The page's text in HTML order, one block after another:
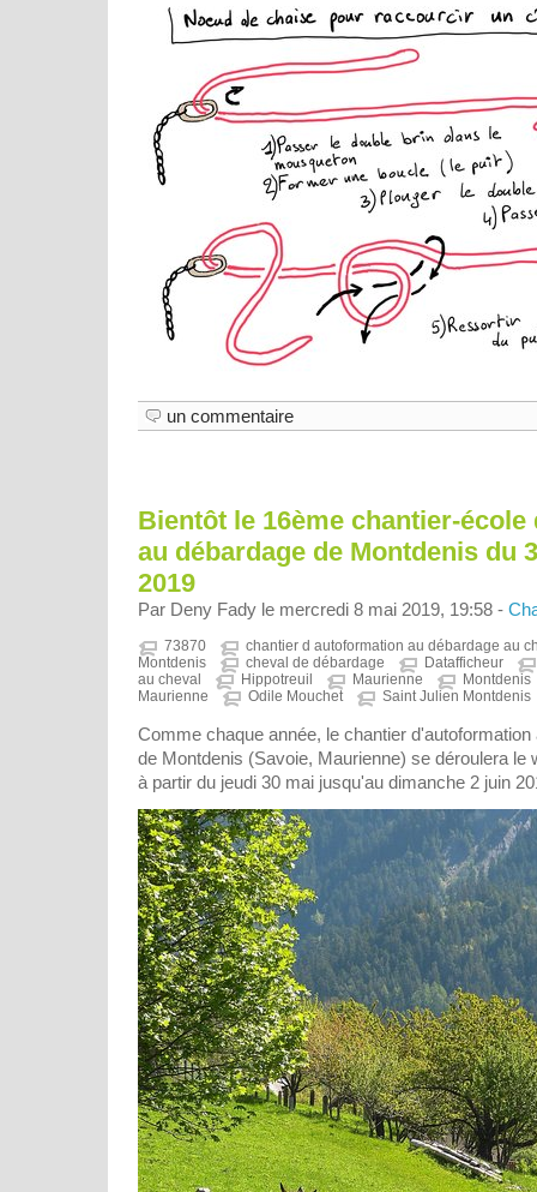
un commentaire
Bientôt le 16ème chantier-
au débardage de Montdenis du
2019
Par Deny Fady le mercredi 8 mai 2019, 19:58 -
73870
chantier d autoformation au débardage au
Montdenis
cheval de débardage
Datafficheur
au cheval
Hippotreuil Maurienne
Montdenis
Maurienne
Odile Mouchet Saint Julien Montdenis
Comme chaque année, le chantier
de Montdenis (Savoie, Maurienne) se déroulera le
à partir du jeudi 30 mai jusqu'au dimanche 2 juin